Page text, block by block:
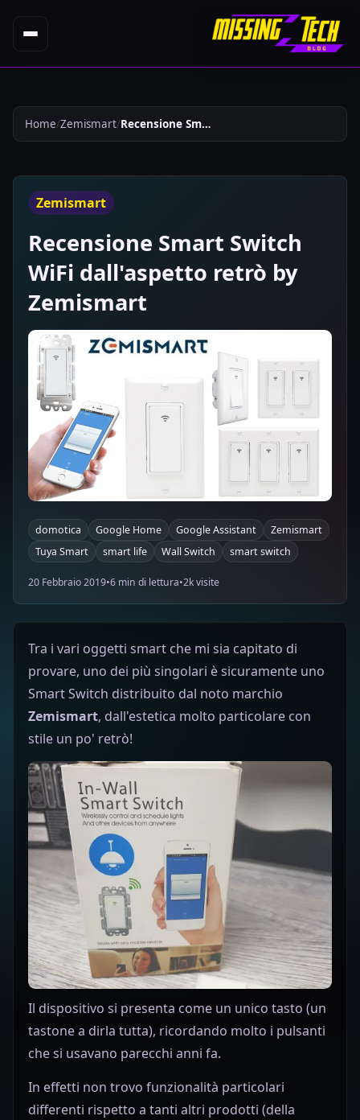
Home Zemismart Recensione Smart Switch Wifi Dallaspetto Retrandograve By Zemismart 196
Zemismart
Recensione Smart Switch
WiFi dall'aspetto retrò by
Zemismart
domotica Google Home Google Assistant
Zemismart
Tuya Smart
smart life Wall Switch smart switch
20 Febbraio 2019•6 min di lettura•2k visite
Tra i vari oggetti smart che mi sia capitato di
provare, uno dei più singolari è sicuramente uno
Smart Switch distribuito dal noto marchio
Zemismart, dall'estetica molto particolare con
stile un po' retrò!
Il dispositivo si presenta come un unico tasto (un
tastone a dirla tutta), ricordando molto i pulsanti
che si usavano parecchi anni fa.
In effetti non trovo funzionalità particolari
differenti rispetto a tanti altri prodotti (della